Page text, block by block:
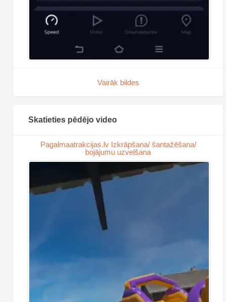
Vairāk bildes
Skatieties pēdējo video
Pagalmaatrakcijas.lv Izkrāpšana/ šantažēšana/
bojājumu uzvelšana